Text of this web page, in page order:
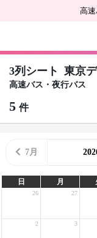
高
3列シート 東京
高速バス・夜行バス
5 件
7月
日 月
26 27
2 3